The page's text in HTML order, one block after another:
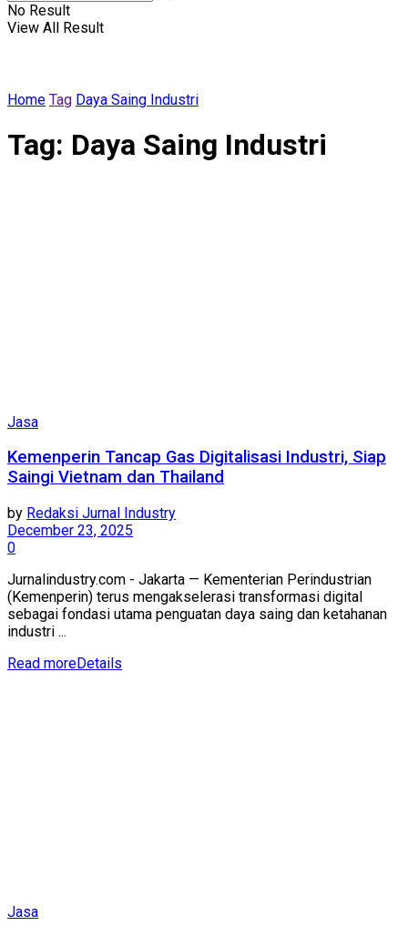
No Result
View All Result
Home Tag Daya Saing Industri
Tag: Daya Saing Industri
Jasa
Kemenperin Tancap Gas Digitalisasi Industri, Siap
Saingi Vietnam dan Thailand
by Redaksi Jurnal Industry
December 23, 2025
0
Jurnalindustry.com - Jakarta — Kementerian Perindustrian
(Kemenperin) terus mengakselerasi transformasi digital
sebagai fondasi utama penguatan daya saing dan ketahanan
industri ...
Read moreDetails
Jasa